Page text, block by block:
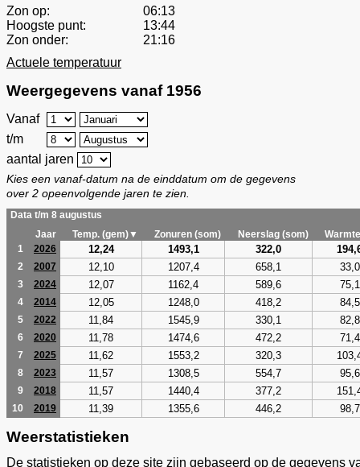
Zon op:
06:13
Hoogste punt:
13:44
Zon onder:
21:16
Actuele temperatuur
Weergegevens vanaf 1956
Vanaf
t/m
aantal jaren
Kies een vanaf-datum na de einddatum om de gegevens
over 2 opeenvolgende jaren te zien.
Data t/m 8 augustus
Jaar
Temp. (gem)▼ Zonuren (som) Neerslag (som)
1
2026 12,24 1493,1 322,0
2 2007 12,10 1207,4 658,1 33,0
3 2024 12,07 1162,4 589,6 75,1
4 2014 12,05 1248,0 418,2 84,5
5 2022 11,84 1545,9 330,1 82,8
6 2020 11,78 1474,6 472,2 71,4
7 2025 11,62 1553,2 320,3
8 2023 11,57 1308,5 554,7 95,6
9 2018 11,57 1440,4 377,2
10 2019 11,39 1355,6 446,2 98,7
Weerstatistieken
De statistieken op deze site zijn gebaseerd op de gegevens